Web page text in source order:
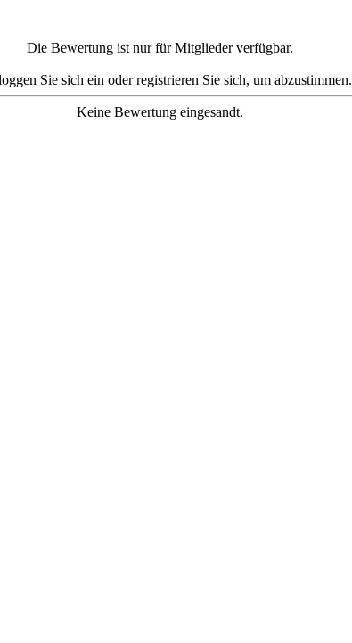
Die Bewertung ist nur für Mitglieder verfügbar.
Sie sich ein oder registrieren Sie sich, um abzustimmen.
Keine Bewertung eingesandt.